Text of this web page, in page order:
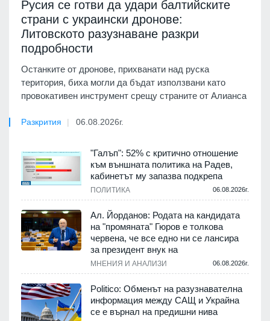
Русия се готви да удари балтийските
страни с украински дронове:
Литовското разузнаване разкри
подробности
Останките от дронове, прихванати над руска
територия, биха могли да бъдат използвани като
провокативен инструмент срещу страните от Алианса
Разкрития 06.08.2026г.
"Галъп": 52% с критично отношение
към външната политика на Радев,
кабинетът му запазва подкрепа
ПОЛИТИКА 06.08.2026г.
Ал. Йорданов: Родата на кандидата
на "промяната" Гюров е толкова
червена, че все едно ни се лансира
за президент внук на
МНЕНИЯ И АНАЛИЗИ 06.08.2026г.
Politico: Обменът на разузнавателна
информация между САЩ и Украйна
се е върнал на предишни нива